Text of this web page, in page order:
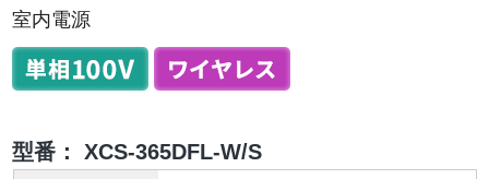
室内電源
型番： XCS-365DFL-W/S